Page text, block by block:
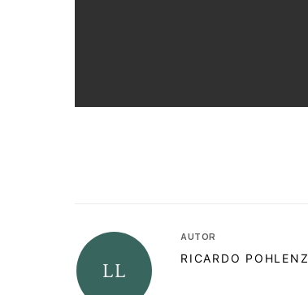
AUTOR
RICARDO POHLENZ